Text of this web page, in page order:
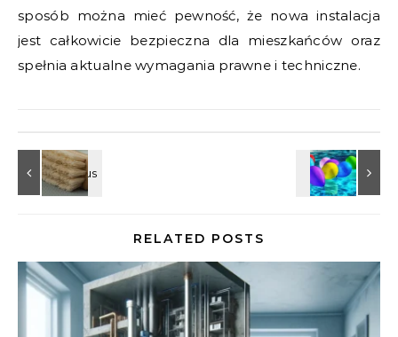
sposób można mieć pewność, że nowa instalacja
jest całkowicie bezpieczna dla mieszkańców oraz
spełnia aktualne wymagania prawne i techniczne.
RELATED POSTS